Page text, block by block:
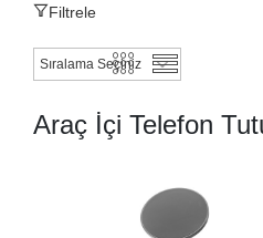
Filtrele
Araç İçi Telefon